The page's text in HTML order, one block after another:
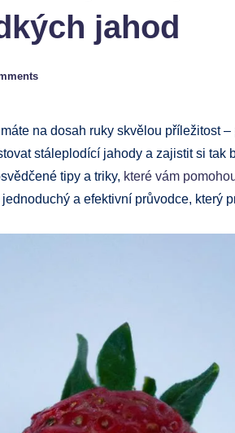
jahod
na dosah ruky skvělou příležitost
stáleplodící jahody a zajistit si tak
tipy a triky, které vám
a efektivní průvodce, který